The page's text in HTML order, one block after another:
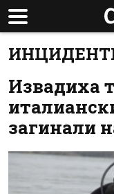
Извадиха
загинали